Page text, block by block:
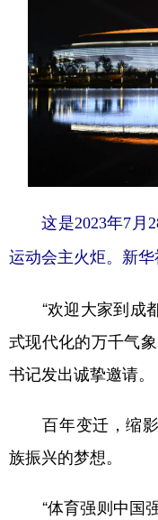
这是2023年7月
运动会主火炬。 新
“欢迎大家到成都
式现代化的万千气
书记发出诚挚邀请。
百年变迁，缩影
族振兴的梦想。
“体育强则中国强